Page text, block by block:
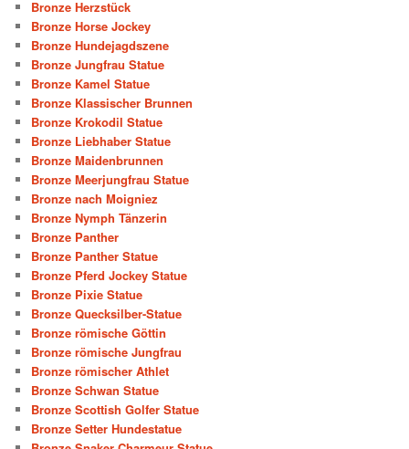
Bronze Herzstück
Bronze Horse Jockey
Bronze Hundejagdszene
Bronze Jungfrau Statue
Bronze Kamel Statue
Bronze Klassischer Brunnen
Bronze Krokodil Statue
Bronze Liebhaber Statue
Bronze Maidenbrunnen
Bronze Meerjungfrau Statue
Bronze nach Moigniez
Bronze Nymph Tänzerin
Bronze Panther
Bronze Panther Statue
Bronze Pferd Jockey Statue
Bronze Pixie Statue
Bronze Quecksilber-Statue
Bronze römische Göttin
Bronze römische Jungfrau
Bronze römischer Athlet
Bronze Schwan Statue
Bronze Scottish Golfer Statue
Bronze Setter Hundestatue